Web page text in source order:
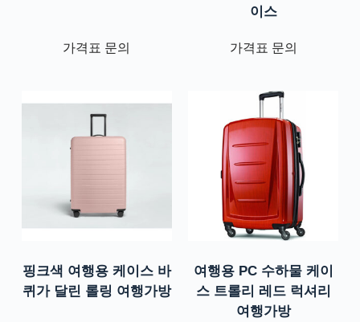
가격표 문의
이스
가격표 문의
핑크색 여행용 케이스 바
퀴가 달린 롤링 여행가방
여행용 PC 수하물 케이
스 트롤리 레드 럭셔리
여행가방